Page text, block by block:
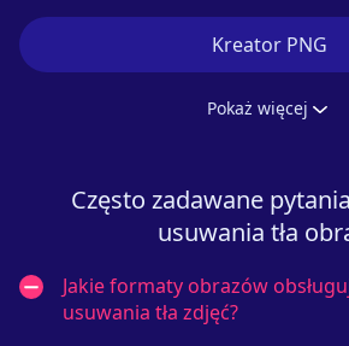
Kreator PNG
Pokaż więcej
Często zadawane
usuwania tła
Jakie formaty obrazów
usuwania tła zdjęć?